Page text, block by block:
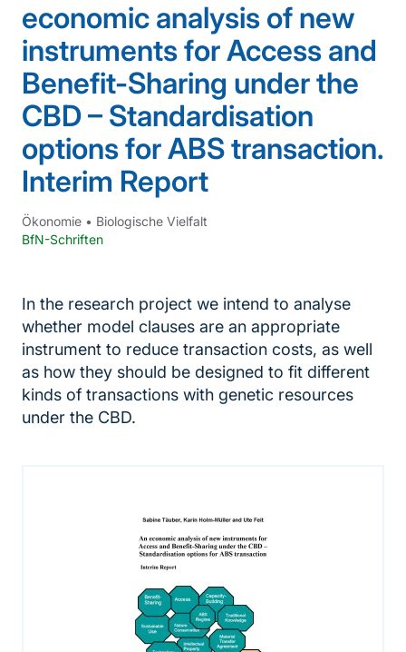
economic analysis of new
instruments for Access and
Benefit-Sharing under the
CBD – Standardisation
options for ABS transaction.
Interim Report
Ökonomie • Biologische Vielfalt
BfN-Schriften
In the research project we intend to analyse
whether model clauses are an appropriate
instrument to reduce transaction costs, as well
as how they should be designed to fit different
kinds of transactions with genetic resources
under the CBD.